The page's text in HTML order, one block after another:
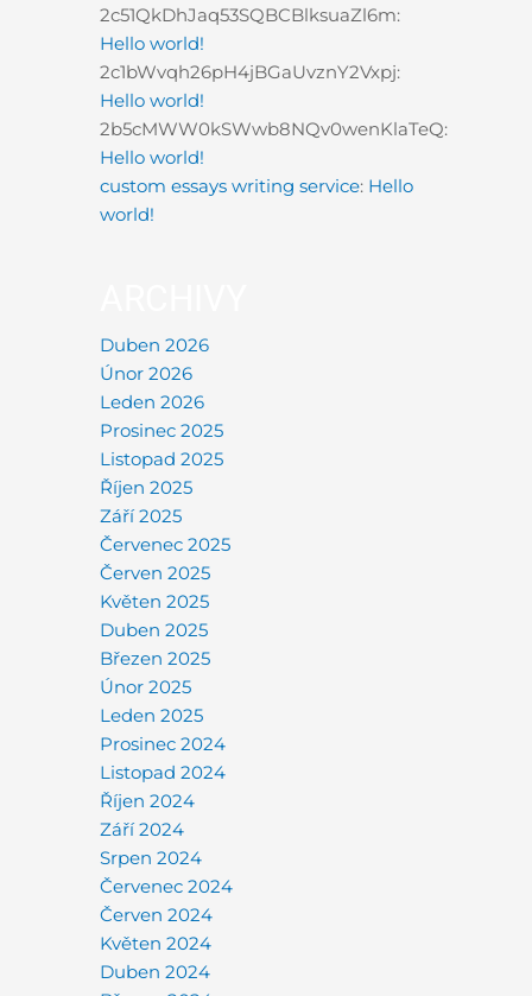
2c51QkDhJaq53SQBCBlksuaZl6m:
Hello world!
2c1bWvqh26pH4jBGaUvznY2Vxpj:
Hello world!
2b5cMWW0kSWwb8NQv0wenKlaTeQ:
Hello world!
custom essays writing service: Hello
world!
Duben 2026
Únor 2026
Leden 2026
Prosinec 2025
Listopad 2025
Říjen 2025
Září 2025
Červenec 2025
Červen 2025
Květen 2025
Duben 2025
Březen 2025
Únor 2025
Leden 2025
Prosinec 2024
Listopad 2024
Říjen 2024
Září 2024
Srpen 2024
Červenec 2024
Červen 2024
Květen 2024
Duben 2024